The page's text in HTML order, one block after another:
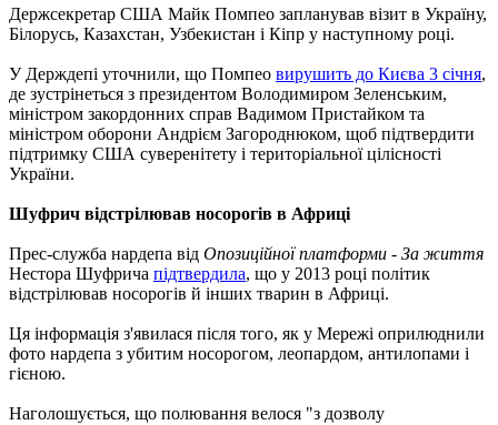
Держсекретар США Майк Помпео запланував візит в Україну,
Білорусь, Казахстан, Узбекистан і Кіпр у наступному році.
У Держдепі уточнили, що Помпео вирушить до Києва 3 січня,
де зустрінеться з президентом Володимиром Зеленським,
міністром закордонних справ Вадимом Пристайком та
міністром оборони Андрієм Загороднюком, щоб підтвердити
підтримку США суверенітету і територіальної цілісності
України.
Шуфрич відстрілював носорогів в Африці
Прес-служба нардепа від Опозиційної платформи - За життя
Нестора Шуфрича підтвердила, що у 2013 році політик
відстрілював носорогів й інших тварин в Африці.
Ця інформація з'явилася після того, як у Мережі оприлюднили
фото нардепа з убитим носорогом, леопардом, антилопами і
гієною.
Наголошується, що полювання велося "з дозволу